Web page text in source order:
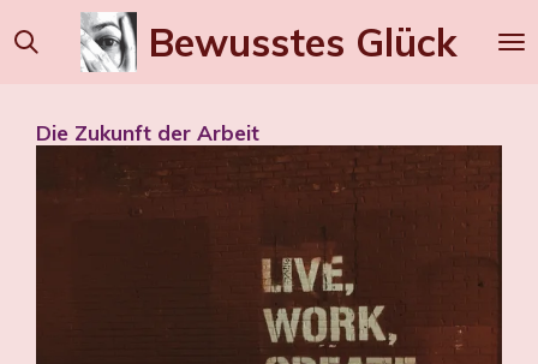
Zum
Hauptinhalt
Bewusstes Glück
Die Zukunft der Arbeit